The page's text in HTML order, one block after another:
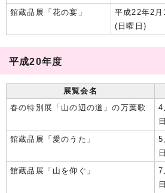
館蔵品展「花の宴」
平成22年2
(日曜日)
平成20年度
展覧会名
春の特別展「山の辺の道」の万葉歌
4
館蔵品展「愛のうた」
5
館蔵品展「山を仰ぐ」
7